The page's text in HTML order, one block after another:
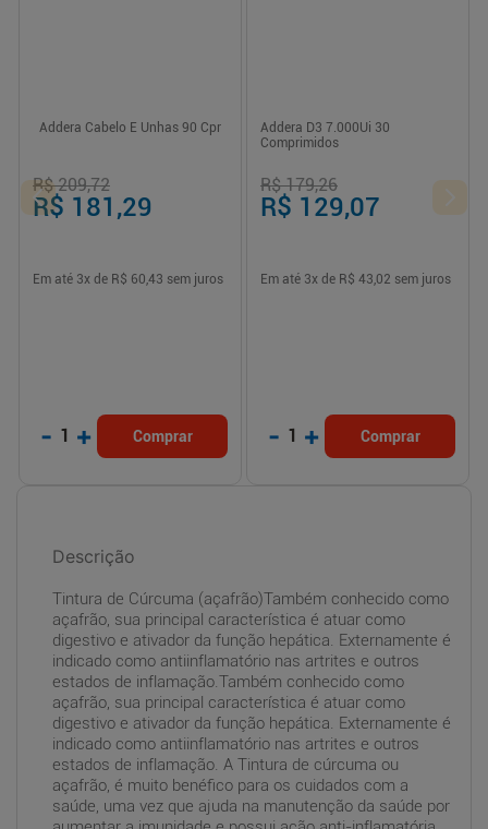
Addera Cabelo E Unhas 90 Cpr
R$ 209,72
R$ 181,29
Em até 3x de R$ 60,43 sem juros
- 1 + Comprar
Addera D3 7.000Ui 30
Comprimidos
R$ 179,26
R$ 129,07
Em até 3x de R$ 43,02 sem juros
- 1 + Comprar
Descrição
Tintura de Cúrcuma (açafrão)Também conhecido como
açafrão, sua principal característica é atuar como
digestivo e ativador da função hepática. Externamente é
indicado como antiinflamatório nas artrites e outros
estados de inflamação.Também conhecido como
açafrão, sua principal característica é atuar como
digestivo e ativador da função hepática. Externamente é
indicado como antiinflamatório nas artrites e outros
estados de inflamação. A Tintura de cúrcuma ou
açafrão, é muito benéfico para os cuidados com a
saúde, uma vez que ajuda na manutenção da saúde por